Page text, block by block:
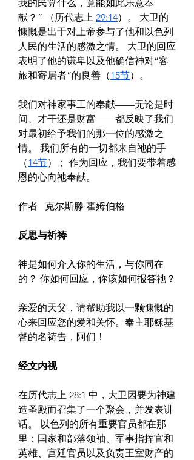
我的民算什么，竟能如此乐意奉
献 ？” （历代志上 29:14）。 大卫的
慷慨是出于对上帝参与了他和以色列
人民的生活的感激之情。 大卫的回应
表明了他的谦卑以及他确信神对“客
旅和寄居者”的良善（15节）。
我们对神家事工的奉献——无论是时
间、才干还是财富——都反映了我们
对最初给予我们的那一位的感激之
情。 我们所有的一切都来自祂的手
（14节）； 作为回应，我们要带着感
恩的心向祂奉献。
作者   克尔斯滕·霍姆伯格
反思与祈祷
神是如何介入你的生活，与你同在
的？ 你如何回应，你该如何报答祂？
亲爱的天父，请帮助我以一颗慷慨的
心来回应您的爱和关怀。奉主耶稣基
督的名祷告，阿们！
经文内视
在历代志上 28:1 中，大卫因要为神建
造圣殿而召集了一个聚会，并发表讲
话。 以色列的所有重要官员都在那
里：国家和部落领袖、军事指挥官和
英雄、宫廷官员以及负责王室财产的